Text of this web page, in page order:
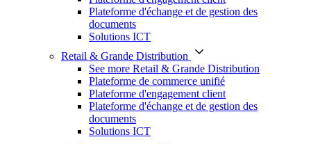
Plateforme d'échange et de gestion des
documents
Solutions ICT
Retail & Grande Distribution
See more Retail & Grande Distribution
Plateforme de commerce unifié
Plateforme d'engagement client
Plateforme d'échange et de gestion des
documents
Solutions ICT